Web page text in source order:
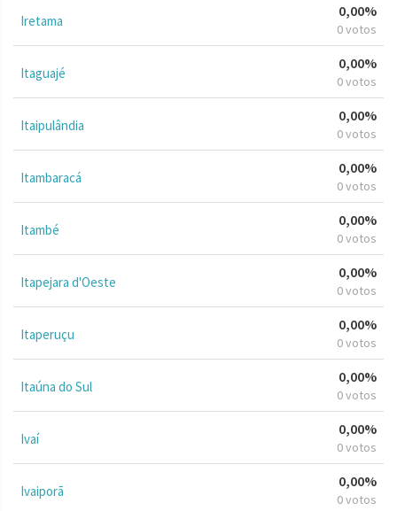
Iretama
0,00%
0 votos
Itaguajé
0,00%
0 votos
Itaipulândia
0,00%
0 votos
Itambaracá
0,00%
0 votos
Itambé
0,00%
0 votos
Itapejara d'Oeste
0,00%
0 votos
Itaperuçu
0,00%
0 votos
Itaúna do Sul
0,00%
0 votos
Ivaí
0,00%
0 votos
Ivaiporã
0,00%
0 votos